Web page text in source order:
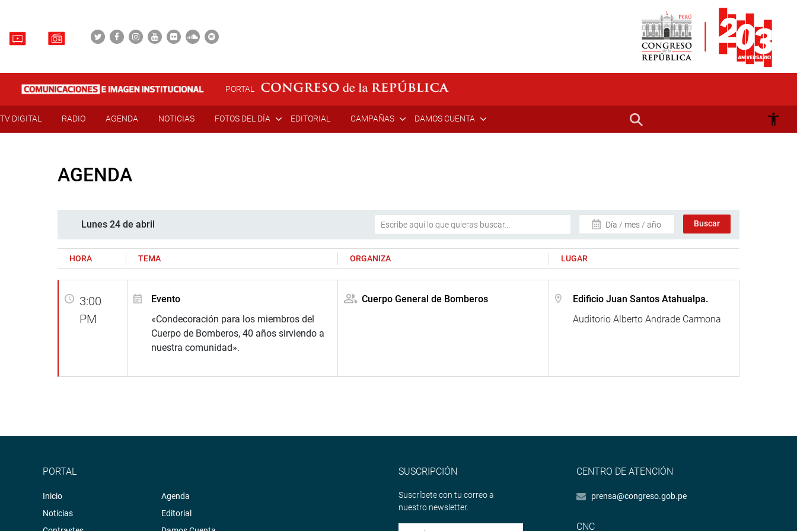
PORTAL
TV DIGITAL RADIO AGENDA NOTICIAS FOTOS DEL DÍA EDITORIAL CAMPAÑAS DAMOS CUENTA
AGENDA
Lunes 24 de abril Día / mes / año
HORA TEMA ORGANIZA LUGAR
3:00
PM
Evento
«Condecoración para los miembros del
Cuerpo de Bomberos, 40 años sirviendo a
nuestra comunidad».
Cuerpo General de Bomberos
Edificio Juan Santos Atahualpa.
Auditorio Alberto Andrade Carmona
PORTAL
Inicio
Noticias
Agenda
Editorial
SUSCRIPCIÓN
Suscríbete con tu correo a
nuestro newsletter.
CENTRO DE ATENCIÓN
prensa@congreso.gob.pe
CNC